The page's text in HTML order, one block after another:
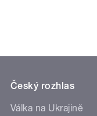
Český rozhlas
Válka na Ukrajině